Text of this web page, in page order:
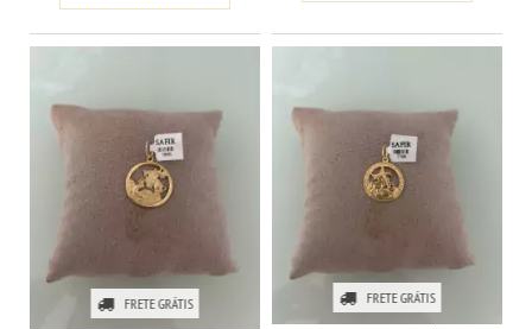
FRETE GRÁTIS FRETE GRÁTIS